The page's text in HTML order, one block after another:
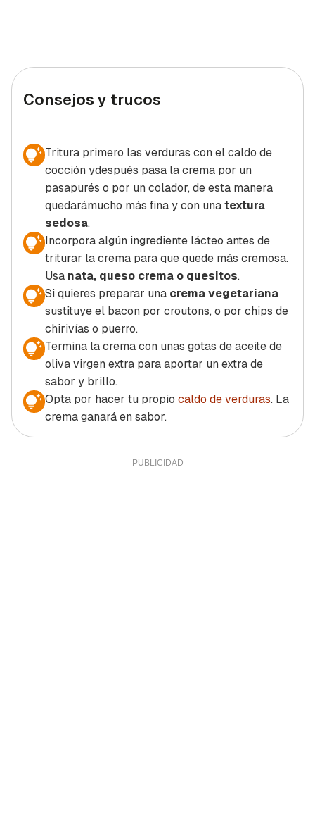
Consejos y trucos
Tritura primero las verduras con el caldo de
cocción ydespués pasa la crema por un
pasapurés o por un colador, de esta manera
quedarámucho más fina y con unatextura
sedosa.
Incorpora algún ingrediente lácteo antes de
triturar la crema para que quede más cremosa.
Usa nata, queso crema o quesitos.
Si quieres preparar una crema vegetariana
sustituye el bacon por croutons, o por chips de
chirivías o puerro.
Termina la crema con unas gotas de aceite de
oliva virgen extra para aportar un extra de
sabor y brillo.
Opta por hacer tu propio caldo de verduras. La
crema ganará en sabor.